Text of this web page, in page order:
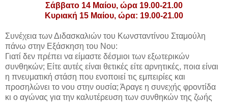
Σάββατο 14 Μαίου, ώρα 19.00-21.00
Κυριακή 15 Μαίου, ώρα: 19.00-21.00
Συνέχεια των Διδασκαλιών του Κωνσταντίνου Σταμούλη
πάνω στην Εξάσκηση του Νου:
Γιατί δεν πρέπει να είμαστε δέσμιοι των εξωτερικών
συνθηκών; Είτε αυτές είναι θετικές είτε αρνητικές, ποια είναι
η πνευματική στάση που ενοποιεί τις εμπειρίες και
προσηλώνει το νου στην ουσία; Άραγε η συνεχής φροντίδα
κι ο αγώνας για την καλυτέρευση των συνθηκών της ζωής